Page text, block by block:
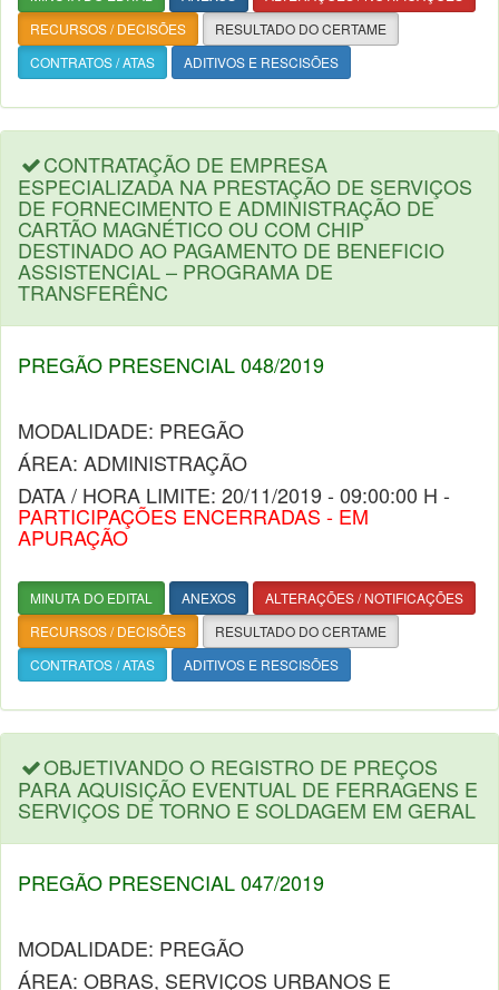
RECURSOS / DECISÕES
RESULTADO DO CERTAME
CONTRATOS / ATAS
ADITIVOS E RESCISÕES
CONTRATAÇÃO DE EMPRESA
ESPECIALIZADA NA PRESTAÇÃO DE SERVIÇOS
DE FORNECIMENTO E ADMINISTRAÇÃO DE
CARTÃO MAGNÉTICO OU COM CHIP
DESTINADO AO PAGAMENTO DE BENEFICIO
ASSISTENCIAL – PROGRAMA DE
TRANSFERÊNC
PREGÃO PRESENCIAL 048/2019
MODALIDADE: PREGÃO
ÁREA: ADMINISTRAÇÃO
DATA / HORA LIMITE: 20/11/2019 - 09:00:00 H -
PARTICIPAÇÕES ENCERRADAS - EM
APURAÇÃO
MINUTA DO EDITAL ANEXOS
ALTERAÇÕES / NOTIFICAÇÕES
RECURSOS / DECISÕES
RESULTADO DO CERTAME
CONTRATOS / ATAS
ADITIVOS E RESCISÕES
OBJETIVANDO O REGISTRO DE PREÇOS
PARA AQUISIÇÃO EVENTUAL DE FERRAGENS E
SERVIÇOS DE TORNO E SOLDAGEM EM GERAL
PREGÃO PRESENCIAL 047/2019
MODALIDADE: PREGÃO
ÁREA: OBRAS, SERVIÇOS URBANOS E